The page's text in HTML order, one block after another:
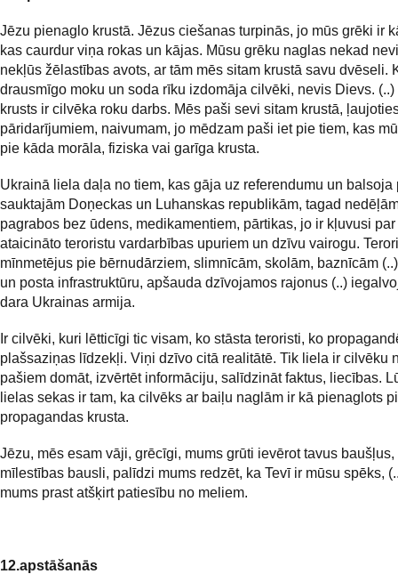
Jēzu pienaglo krustā. Jēzus ciešanas turpinās, jo mūs grēki ir
kas caurdur viņa rokas un kājas. Mūsu grēku naglas nekad
nekļūs žēlastības avots, ar tām mēs sitam krustā savu dvēseli.
drausmīgo moku un soda rīku izdomāja cilvēki, nevis Dievs.
krusts ir cilvēka roku darbs. Mēs paši sevi sitam krustā,
pāridarījumiem, naivumam, jo mēdzam paši iet pie tiem, kas
pie kāda morāla, fiziska vai garīga krusta.
Ukrainā liela daļa no tiem, kas gāja uz referendumu un balsoja
sauktajām Doņeckas un Luhanskas republikām, tagad
pagrabos bez ūdens, medikamentiem, pārtikas, jo ir kļuvusi
ataicināto teroristu vardarbības upuriem un dzīvu vairogu.
mīnmetējus pie bērnudārziem, slimnīcām, skolām, baznīcām
un posta infrastruktūru, apšauda dzīvojamos rajonus (..)
dara Ukrainas armija.
Ir cilvēki, kuri lētticīgi tic visam, ko stāsta teroristi, ko
plašsaziņas līdzekļi. Viņi dzīvo citā realitātē. Tik liela ir cilvēku
pašiem domāt, izvērtēt informāciju, salīdzināt faktus, liecības.
lielas sekas ir tam, ka cilvēks ar baiļu naglām ir kā pienaglots
propagandas krusta.
Jēzu, mēs esam vāji, grēcīgi, mums grūti ievērot tavus
mīlestības bausli, palīdzi mums redzēt, ka Tevī ir mūsu spēks,
mums prast atšķirt patiesību no meliem.
12.apstāšanās